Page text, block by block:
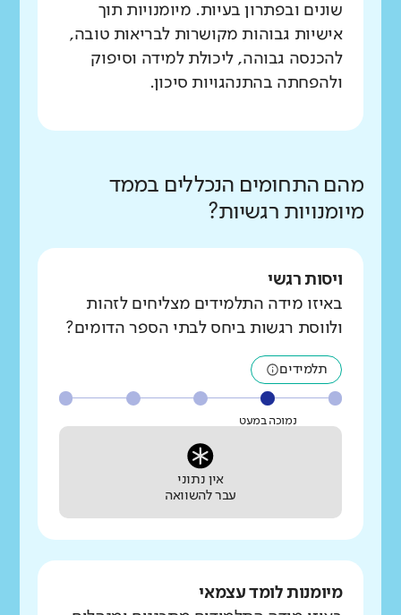
שונים ובפתרון בעיות. מיומנויות תוך
אישיות גבוהות מקושרות לבריאות טובה,
להכנסה גבוהה, ליכולת למידה וסיפוק
ולהפחתה בהתנהגויות סיכון.
מהם התחומים הנכללים בממד
מיומנויות רגשיות?
ויסות רגשי
באיזו מידה התלמידים מצליחים לזהות
ולווסת רגשות ביחס לבתי הספר הדומים?
תלמידים
נמוכה במעט
אין נתוני
עבר להשוואה
מיומנות לומד עצמאי